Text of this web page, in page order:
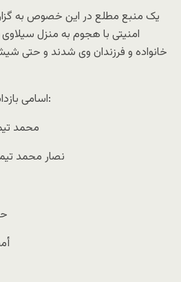
یک منبع مطلع در این خصوص به
امنیتی با هجوم به منزل
خانواده و فرزندان وی شدند و حتى
اسامی بازداشت شدگان عبارت است از:
۱- محمد
۲- نصار محمد